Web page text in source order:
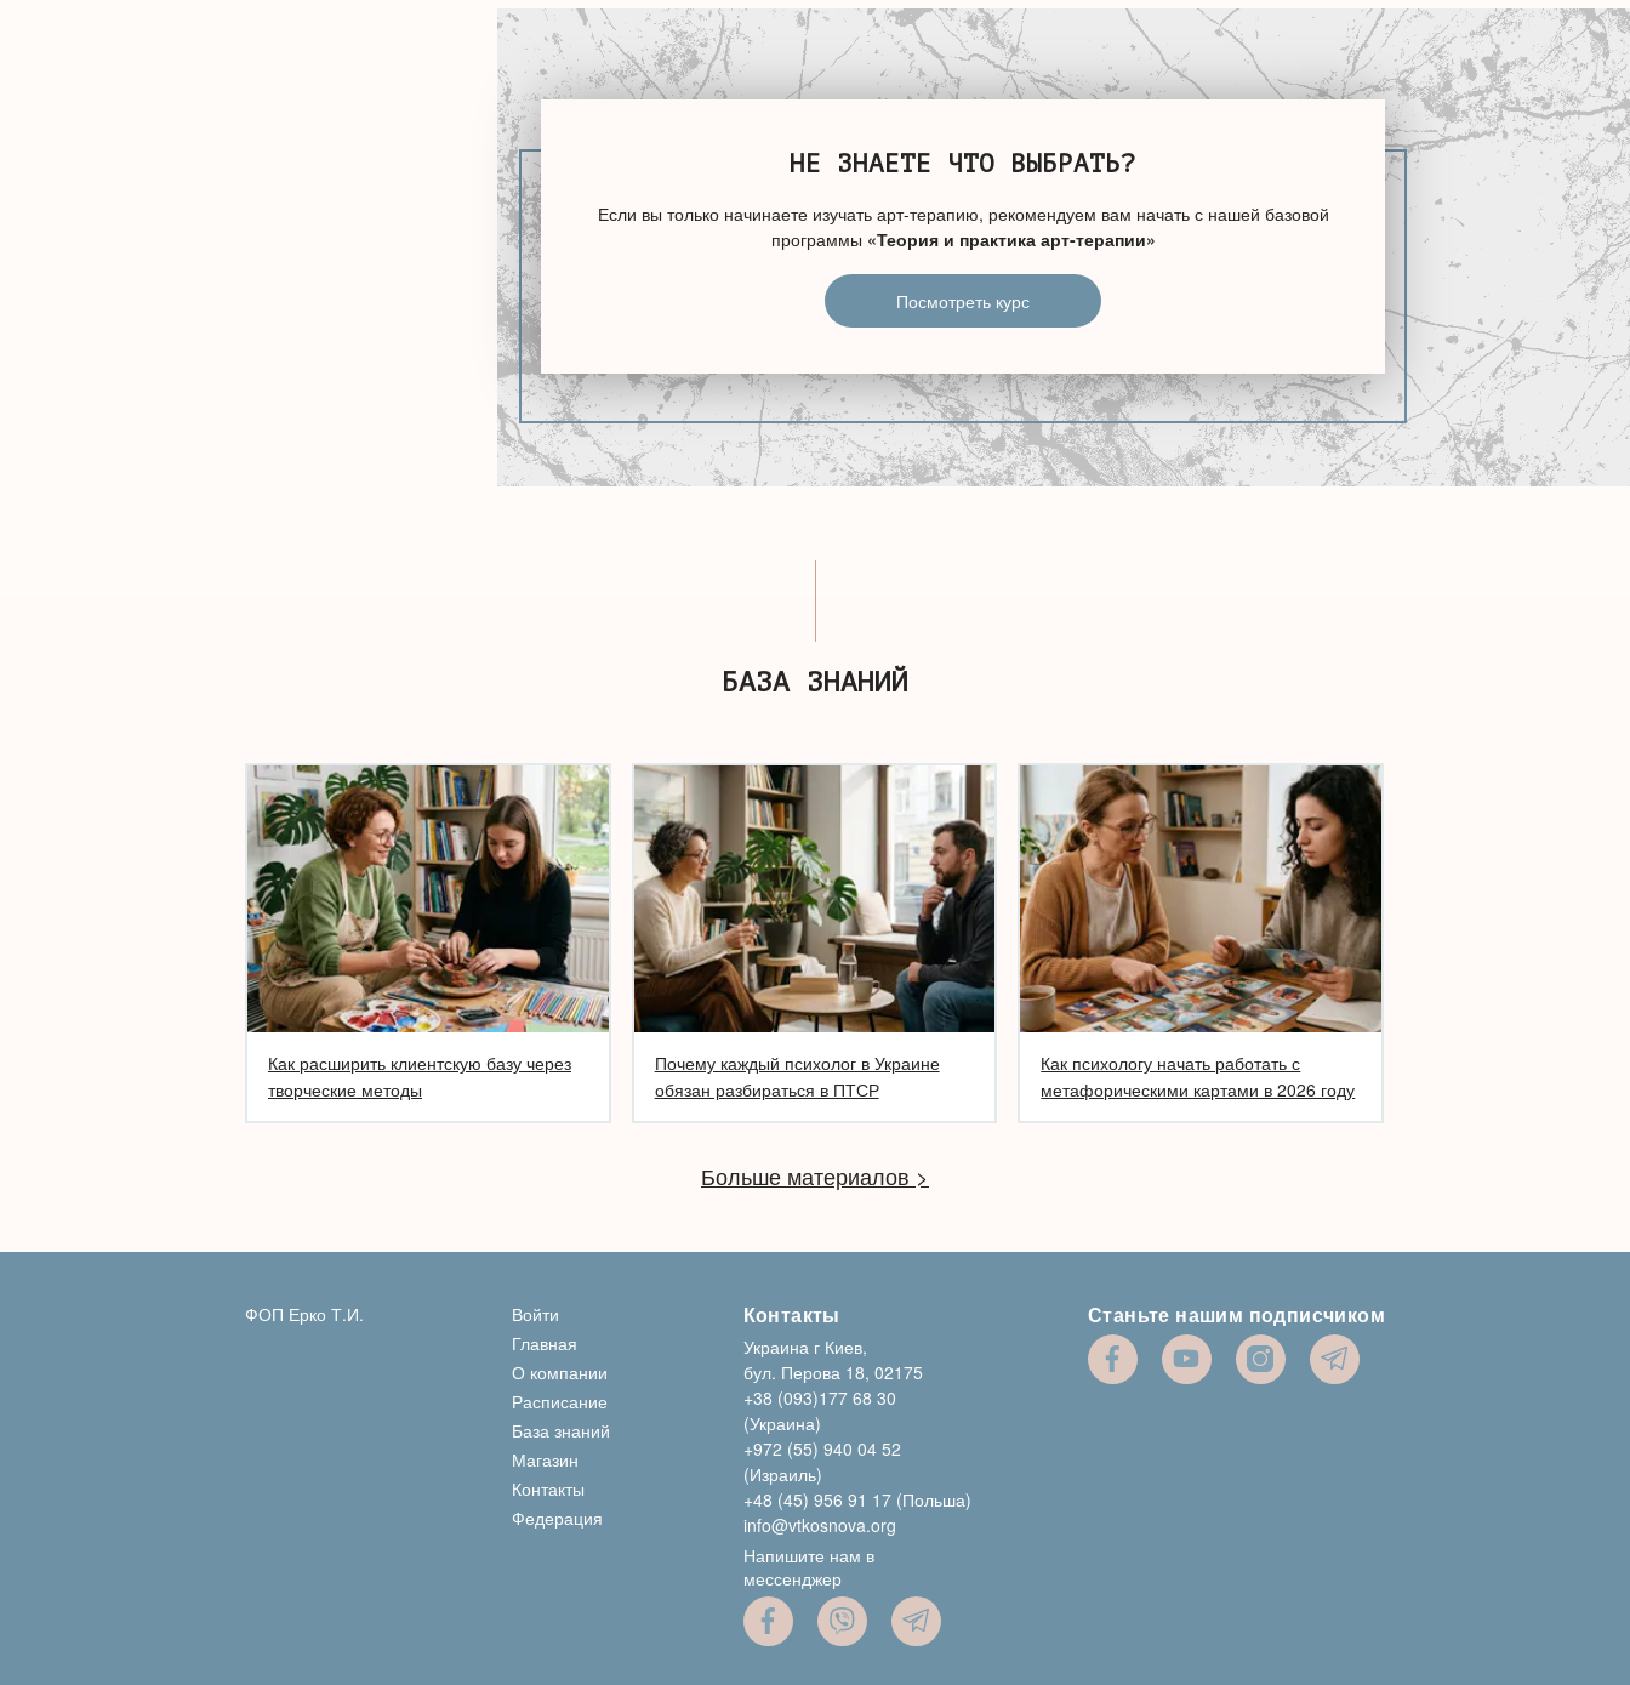
НЕ ЗНАЕТЕ ЧТО ВЫБРАТЬ?
Если вы только начинаете изучать арт-терапию, рекомендуем вам начать с нашей базовой
программы «Теория и практика арт-терапии»
Посмотреть курс
БАЗА ЗНАНИЙ
Как расширить клиентскую базу через
творческие методы
Почему каждый психолог в Украине
обязан разбираться в ПТСР
Как психологу начать работать с
метафорическими картами в 2026 году
Больше материалов >
ФОП Ерко Т.И.
Войти
Главная
О компании
Расписание
База знаний
Магазин
Контакты
Федерация
Контакты
Украина г Киев,
бул. Перова 18, 02175
+38 (093)177 68 30
(Украина)
+972 (55) 940 04 52
(Израиль)
+48 (45) 956 91 17 (Польша)
info@vtkosnova.org
Напишите нам в
мессенджер
Станьте нашим подписчиком